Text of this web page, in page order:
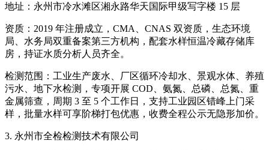
地址：永州市冷水滩区湘永路华天国际甲级写字楼 15 层
资质：2019 年注册成立，CMA、CNAS 双资质，生态环境
局、水务局双重备案第三方机构，配套水样恒温冷藏存储库
房，持证水质分析人员齐全。
检测范围：工业生产废水、厂区循环冷却水、景观水体、养殖
污水、地下水检测，专项开展 COD、氨氮、总磷、总氮、重
金属筛查，周期 3 至 5 个工作日，支持工业园区错峰上门采
样，批量水样可享阶梯打包优惠，收费全程公示无隐形加价。
3. 永州市全检检测技术有限公司